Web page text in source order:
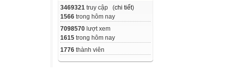
3469321 truy cập (chi tiết)
1566 trong hôm nay
7098570 lượt xem
1615 trong hôm nay
1776 thành viên